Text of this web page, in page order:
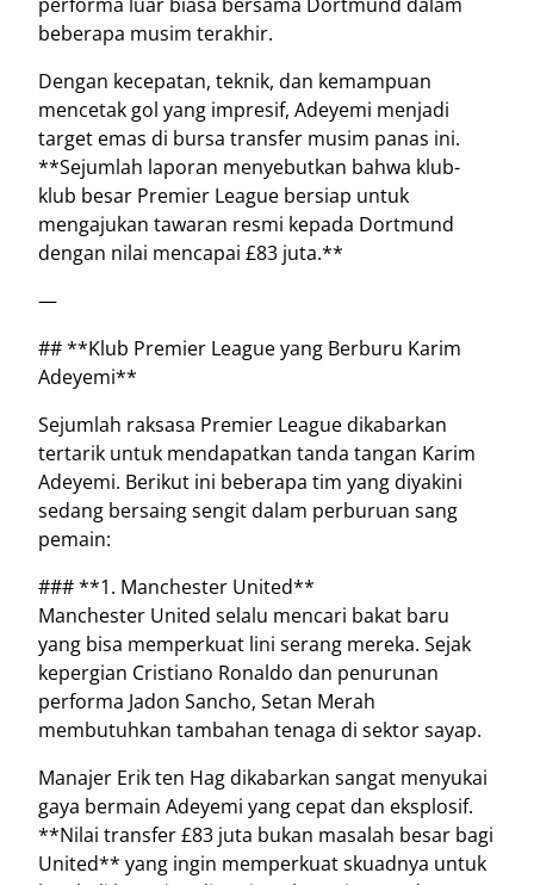
beberapa musim terakhir.
Dengan kecepatan, teknik, dan kemampuan
mencetak gol yang impresif, Adeyemi menjadi
target emas di bursa transfer musim panas ini.
**Sejumlah laporan menyebutkan bahwa klub-
klub besar Premier League bersiap untuk
mengajukan tawaran resmi kepada Dortmund
dengan nilai mencapai £83 juta.**
—
## **Klub Premier League yang Berburu Karim
Adeyemi**
Sejumlah raksasa Premier League dikabarkan
tertarik untuk mendapatkan tanda tangan Karim
Adeyemi. Berikut ini beberapa tim yang diyakini
sedang bersaing sengit dalam perburuan sang
pemain:
### **1. Manchester United**
Manchester United selalu mencari bakat baru
yang bisa memperkuat lini serang mereka. Sejak
kepergian Cristiano Ronaldo dan penurunan
performa Jadon Sancho, Setan Merah
membutuhkan tambahan tenaga di sektor sayap.
Manajer Erik ten Hag dikabarkan sangat menyukai
gaya bermain Adeyemi yang cepat dan eksplosif.
**Nilai transfer £83 juta bukan masalah besar bagi
United** yang ingin memperkuat skuadnya untuk